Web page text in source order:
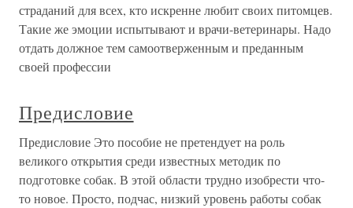
страданий для всех, кто искренне любит своих питомцев.
Такие же эмоции испытывают и врачи-ветеринары. Надо
отдать должное тем самоотверженным и преданным
своей профессии
Предисловие
Предисловие Это пособие не претендует на роль
великого открытия среди известных методик по
подготовке собак. В этой области трудно изобрести что-
то новое. Просто, подчас, низкий уровень работы собак